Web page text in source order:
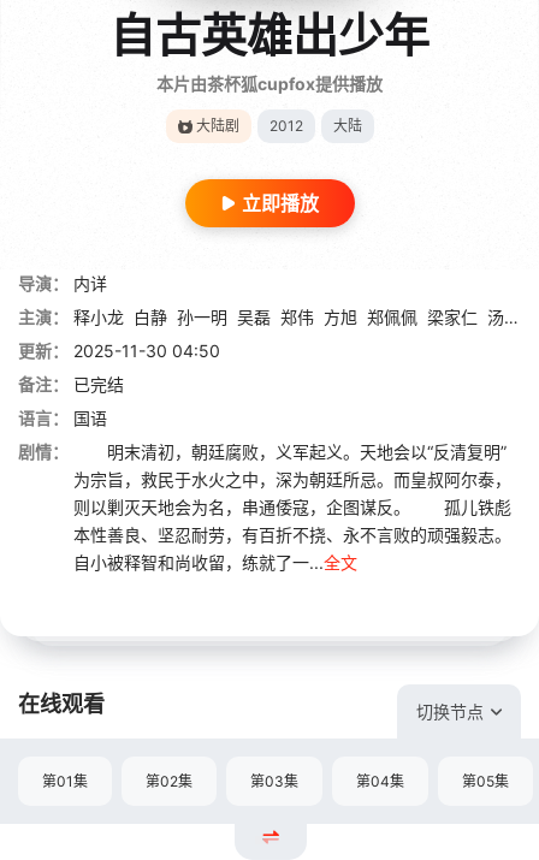
自古英雄出少年
本片由茶杯狐cupfox提供播放
大陆剧 2012 大陆
立即播放
导演：
内详
主演：
释小龙 白静 孙一明 吴磊 郑伟 方旭 郑佩佩 梁家仁 汤镇宗
更新：
2025-11-30 04:50
备注：
已完结
语言：
国语
剧情：
明末清初，朝廷腐败，义军起义。天地会以“反清复明”
为宗旨，救民于水火之中，深为朝廷所忌。而皇叔阿尔泰，
则以剿灭天地会为名，串通倭寇，企图谋反。 孤儿铁彪
本性善良、坚忍耐劳，有百折不挠、永不言败的顽强毅志。
自小被释智和尚收留，练就了一...全文
在线观看 切换节点
第01集 第02集 第03集 第04集 第05集